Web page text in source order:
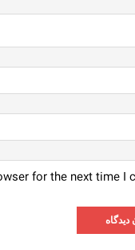
for the next time I